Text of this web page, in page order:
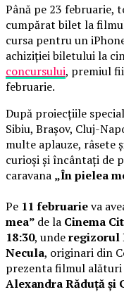
Până pe 23 februarie,
cumpărat bilet la
cursa pentru un
achiziției biletului la
concursului, premiul
februarie.
După proiecțiile
Sibiu, Brașov, Cluj-
multe aplauze, râsete
curioși și încântați de
caravana „În pielea
Pe 11 februarieva
mea” de la Cinema
18:30, underegizorul
Necula, originari din
prezenta filmul
Alexandra Răduță și